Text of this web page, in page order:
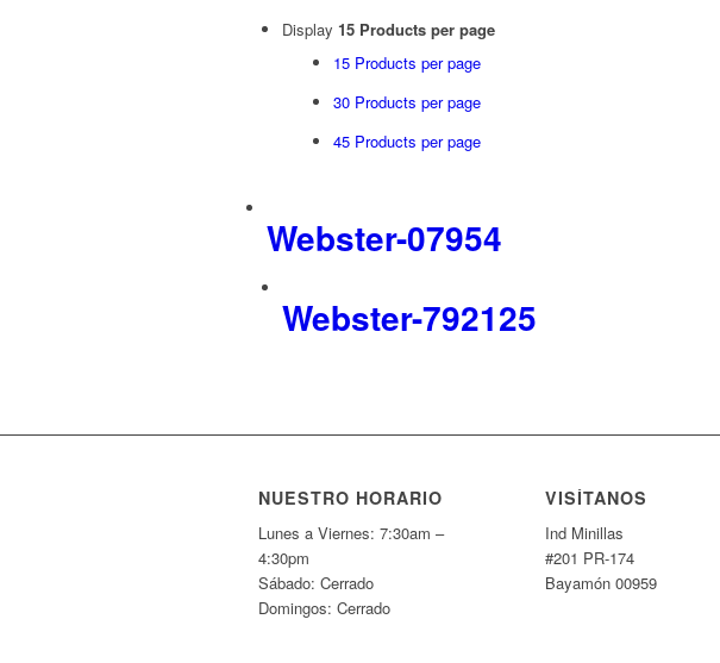
Display 15 Products per page
15 Products per page
30 Products per page
45 Products per page
Webster-07954
Webster-792125
NUESTRO HORARIO
Lunes a Viernes: 7:30am –
4:30pm
Sábado: Cerrado
Domingos: Cerrado
VISÍTANOS
Ind Minillas
#201 PR-174
Bayamón 00959